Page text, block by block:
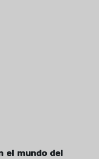
el mundo del